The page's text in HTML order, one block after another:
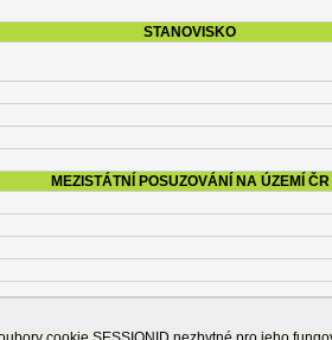
STANOVISKO
MEZISTÁTNÍ POSUZOVÁNÍ NA ÚZEMÍ ČR
OSTATNÍ INFORMACE